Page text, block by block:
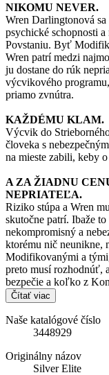
NIKOMU NEVER.
Wren Darlingtonová
psychické schopnosti
Povstaniu. Byť
Wren patrí medzi
ju dostane do rúk
výcvikového
priamo zvnútra.
KAŽDÉMU KLAM.
Výcvik do
človeka s
na mieste zabili, keby
A ZA ŽIADNU
NEPRIATEĽA.
Riziko stúpa a Wren
skutočne patrí. Ibaže
nekompromisný a
ktorému nič neunikne,
Modifikovanými a
preto musí rozhodnúť,
bezpečie a koľko z
Čítať viac
Naše katalógové číslo
3448929
Originálny názov
Silver Elite